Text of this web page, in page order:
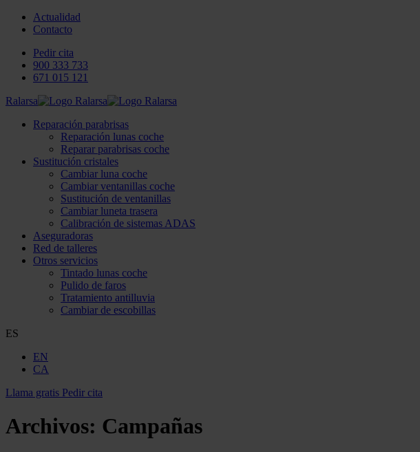
Actualidad
Contacto
Pedir cita
900 333 733
671 015 121
Ralarsa
Reparación parabrisas
Reparación lunas coche
Reparar parabrisas coche
Sustitución cristales
Cambiar luna coche
Cambiar ventanillas coche
Sustitución de ventanillas
Cambiar luneta trasera
Calibración de sistemas ADAS
Aseguradoras
Red de talleres
Otros servicios
Tintado lunas coche
Pulido de faros
Tratamiento antilluvia
Cambiar de escobillas
ES
EN
CA
Llama gratis Pedir cita
Archivos: Campañas